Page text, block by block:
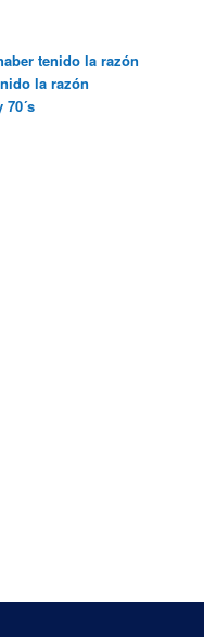
tenido la razón
la razón
70´s